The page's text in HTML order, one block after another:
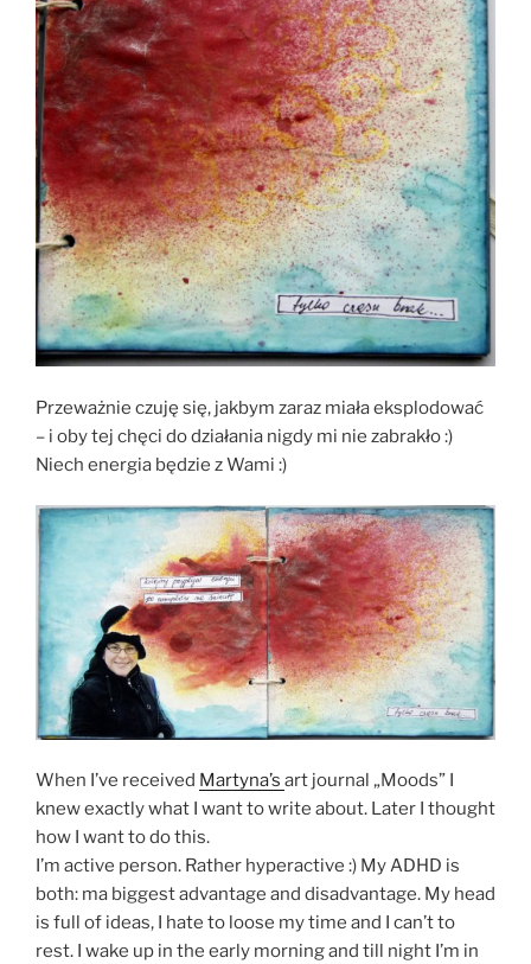
Przeważnie czuję się, jakbym zaraz miała eksplodować
– i oby tej chęci do działania nigdy mi nie zabrakło :)
Niech energia będzie z Wami :)
When I’ve received Martyna’s art journal „Moods” I
knew exactly what I want to write about. Later I thought
how I want to do this.
I’m active person. Rather hyperactive :) My ADHD is
both: ma biggest advantage and disadvantage. My head
is full of ideas, I hate to loose my time and I can’t to
rest. I wake up in the early morning and till night I’m in